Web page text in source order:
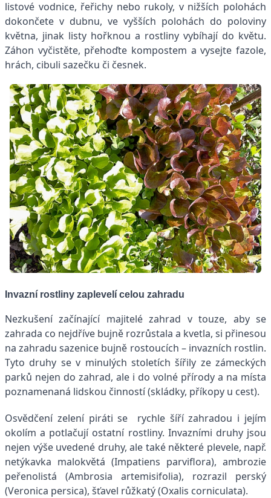
listové vodnice, řeřichy nebo rukoly, v nižších polohách
dokončete v dubnu, ve vyšších polohách do poloviny
května, jinak listy hořknou a rostliny vybíhají do květu.
Záhon vyčistěte, přehoďte kompostem a vysejte fazole,
hrách, cibuli sazečku či česnek.
Invazní rostliny zaplevelí celou zahradu
Nezkušení začínající majitelé zahrad v touze, aby se
zahrada co nejdříve bujně rozrůstala a kvetla, si přinesou
na zahradu sazenice bujně rostoucích – invazních rostlin.
Tyto druhy se v minulých stoletích šířily ze zámeckých
parků nejen do zahrad, ale i do volné přírody a na místa
poznamenaná lidskou činností (skládky, příkopy u cest).
Osvědčení zelení piráti se rychle šíří zahradou i jejím
okolím a potlačují ostatní rostliny. Invazními druhy jsou
nejen výše uvedené druhy, ale také některé plevele, např.
netýkavka malokvětá (Impatiens parviflora), ambrozie
peřenolistá (Ambrosia artemisifolia), rozrazil perský
(Veronica persica), šťavel růžkatý (Oxalis corniculata).